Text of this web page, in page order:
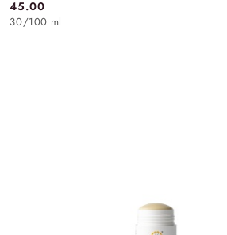
Cena:
45.00
30/100 ml